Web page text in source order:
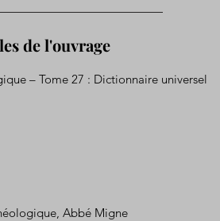
de l'ouvrage
– Tome 27 : Dictionnaire universel
Abbé Migne